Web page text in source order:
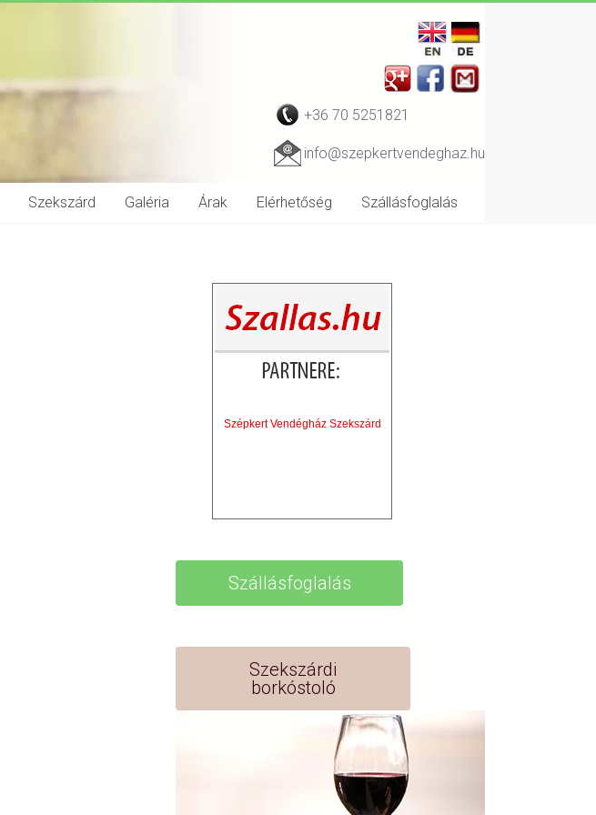
+36 70 5251821
info@szepkertvendeghaz.hu
Szekszárd Galéria Árak Elérhetőség Szállásfoglalás
Szépkert Vendégház Szekszárd
Szállásfoglalás
Szekszárdi
borkóstoló